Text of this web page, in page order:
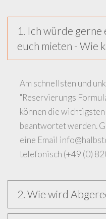
1. Ich würde gerne
euch mieten - Wie
Am schnellsten und
"Reservierungs
können die
beantwortet werden.
eine Email
telefonisch (+49 (0)
2. Wie wird